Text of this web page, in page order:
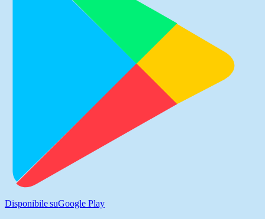
Disponibile suGoogle Play